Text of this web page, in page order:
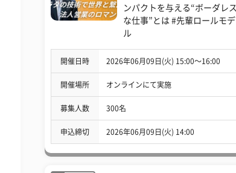
ンパクトを与える“ボーダレス
な仕事”とは #先輩ロールモデ
ル
開催日時 2026年06月09日(火) 15:00〜16:00
開催場所 オンラインにて実施
募集人数 300名
申込締切 2026年06月09日(火) 14:00